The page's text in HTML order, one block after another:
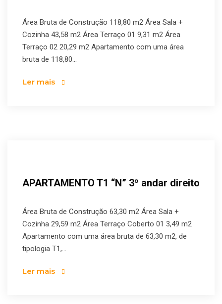
Área Bruta de Construção 118,80 m2 Área Sala +
Cozinha 43,58 m2 Área Terraço 01 9,31 m2 Área
Terraço 02 20,29 m2 Apartamento com uma área
bruta de 118,80...
Ler mais
APARTAMENTO T1 “N” 3º andar direito
Área Bruta de Construção 63,30 m2 Área Sala +
Cozinha 29,59 m2 Área Terraço Coberto 01 3,49 m2
Apartamento com uma área bruta de 63,30 m2, de
tipologia T1,...
Ler mais